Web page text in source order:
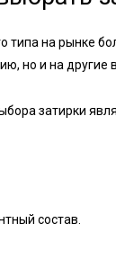
типа на рынке
но и на другие
затирки
состав.